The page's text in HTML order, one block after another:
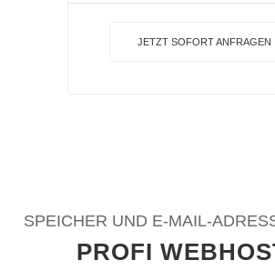
JETZT SOFORT ANFRAGEN
SPEICHER UND E-MAIL-
PROFI